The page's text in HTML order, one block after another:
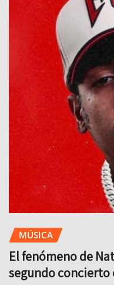
MÚSICA
El fenómeno de
segundo concierto